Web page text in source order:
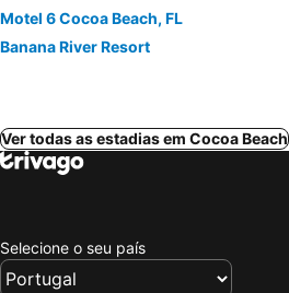
Motel 6 Cocoa Beach, FL
Banana River Resort
Ver todas as estadias em Cocoa Beach
Selecione o seu país